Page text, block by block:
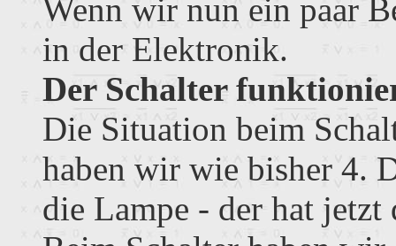
Wenn wir nun ein paar
in der Elektronik.
Der Schalter
Die Situation beim
haben wir wie bisher 4.
die Lampe - der hat